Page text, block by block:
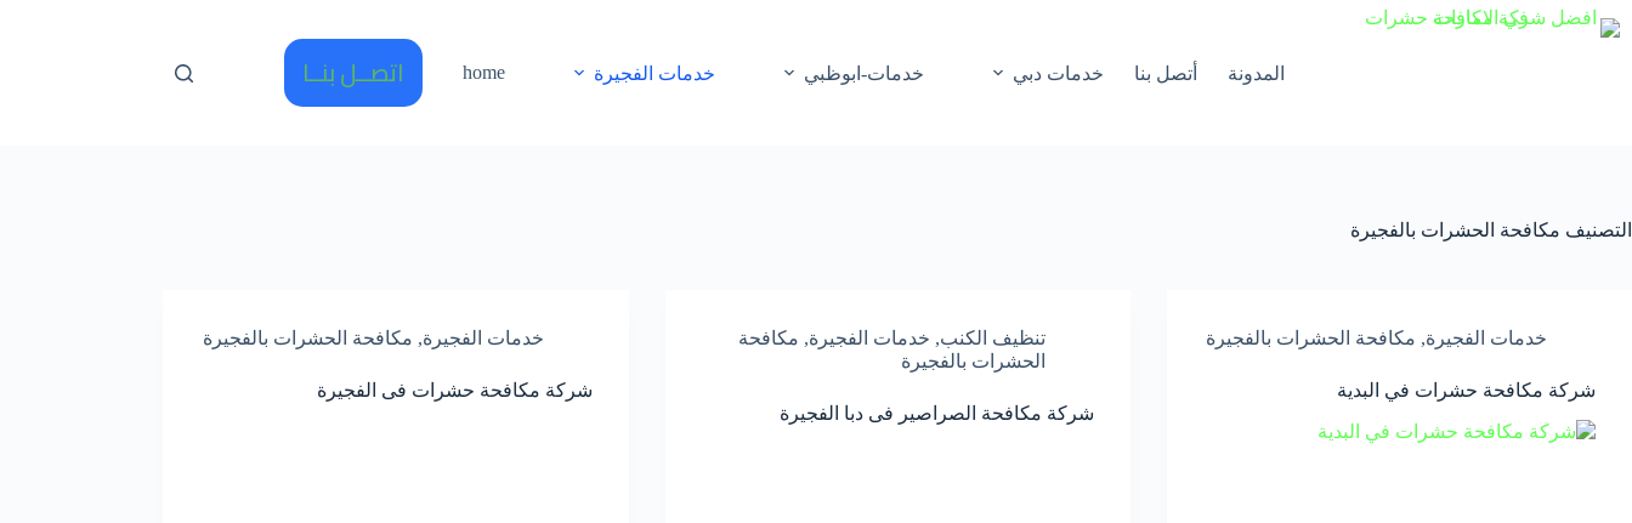
التجاوز
إلى
المدونة أتصل بنا خدمات دبي خدمات-ابوظبي خدمات الفجيرة home اتصــل بنــا
التصنيف مكافحة الحشرات بالفجيرة
خدمات الفجيرة, مكافحة الحشرات بالفجيرة
شركة مكافحة حشرات في البدية
تنظيف الكنب, خدمات الفجيرة, مكافحة
الحشرات بالفجيرة
شركة مكافحة الصراصير فى دبا الفجيرة
خدمات الفجيرة, مكافحة الحشرات بالفجيرة
شركة مكافحة حشرات فى الفجيرة